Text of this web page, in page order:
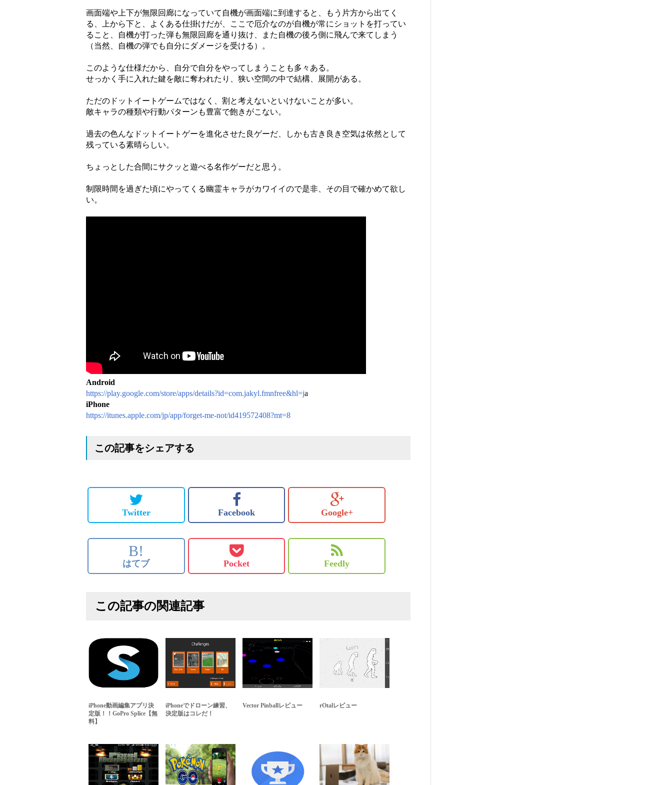
画面端や上下が無限回廊になっていて自機が画面端に到達すると、もう片方から出てく
る、上から下と、よくある仕掛けだが、ここで厄介なのが自機が常にショットを打ってい
ること、自機が打った弾も無限回廊を通り抜け、また自機の後ろ側に飛んで来てしまう
（当然、自機の弾でも自分にダメージを受ける）。
このような仕様だから、自分で自分をやってしまうことも多々ある。
せっかく手に入れた鍵を敵に奪われたり、狭い空間の中で結構、展開がある。
ただのドットイートゲームではなく、割と考えないといけないことが多い。
敵キャラの種類や行動パターンも豊富で飽きがこない。
過去の色んなドットイートゲーを進化させた良ゲーだ、しかも古き良き空気は依然として
残っている素晴らしい。
ちょっとした合間にサクッと遊べる名作ゲーだと思う。
制限時間を過ぎた頃にやってくる幽霊キャラがカワイイので是非、その目で確かめて欲し
い。
Android
https://play.google.com/store/apps/details?id=com.jakyl.fmnfree&hl=ja
iPhone
https://itunes.apple.com/jp/app/forget-me-not/id419572408?mt=8
この記事をシェアする
Twitter Facebook Google+
B!
はてブ Pocket Feedly
この記事の関連記事
iPhone動画編集アプリ決
定版！！GoPro Splice【無
料】
iPhoneでドローン練習、
決定版はコレだ！
Vector Pinballレビュー rOtalレビュー